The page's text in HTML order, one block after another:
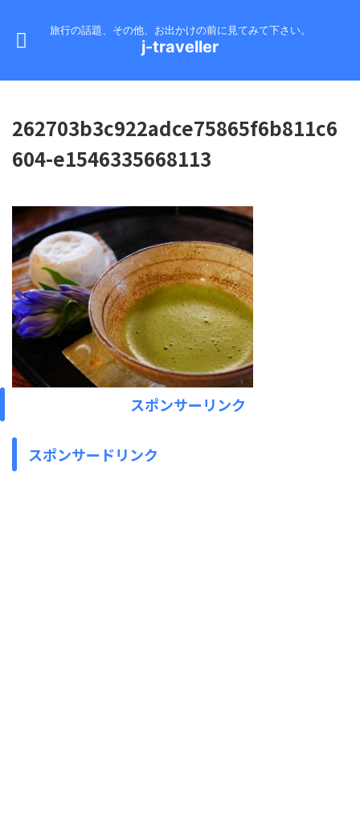
旅行の話題、その他、お出かけの前に見てみて下さい。
j-traveller
262703b3c922adce75865f6b811c6
604-e1546335668113
スポンサーリンク
スポンサードリンク